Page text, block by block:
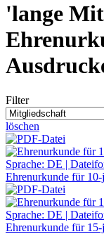
'lange
Filter
löschen
Sprache: DE |
Ehrenurkunde für
Sprache: DE |
Ehrenurkunde für